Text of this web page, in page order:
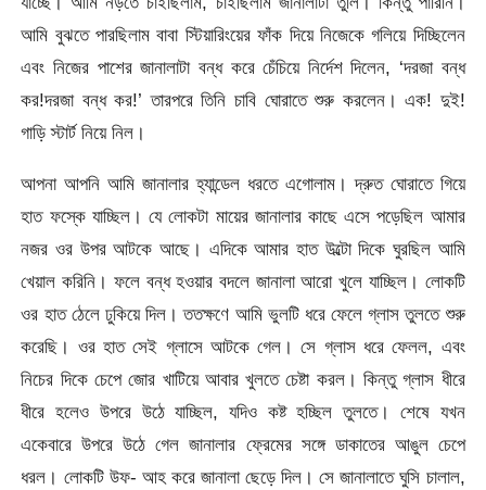
আমি বুঝতে পারছিলাম বাবা স্টিয়ারিংয়ের ফাঁক দিয়ে নিজেকে গলিয়ে দিচ্ছিলেন
এবং নিজের পাশের জানালাটা বন্ধ করে চেঁচিয়ে নির্দেশ দিলেন, ‘দরজা বন্ধ
কর!দরজা বন্ধ কর!’ তারপরে তিনি চাবি ঘোরাতে শুরু করলেন। এক! দুই!
গাড়ি স্টার্ট নিয়ে নিল।
আপনা আপনি আমি জানালার হ্যান্ডেল ধরতে এগোলাম। দ্রুত ঘোরাতে গিয়ে
হাত ফস্কে যাচ্ছিল। যে লোকটা মায়ের জানালার কাছে এসে পড়েছিল আমার
নজর ওর উপর আটকে আছে। এদিকে আমার হাত উল্টো দিকে ঘুরছিল আমি
খেয়াল করিনি। ফলে বন্ধ হওয়ার বদলে জানালা আরো খুলে যাচ্ছিল। লোকটি
ওর হাত ঠেলে ঢুকিয়ে দিল। ততক্ষণে আমি ভুলটি ধরে ফেলে গ্লাস তুলতে শুরু
করেছি। ওর হাত সেই গ্লাসে আটকে গেল। সে গ্লাস ধরে ফেলল, এবং
নিচের দিকে চেপে জোর খাটিয়ে আবার খুলতে চেষ্টা করল। কিন্তু গ্লাস ধীরে
ধীরে হলেও উপরে উঠে যাচ্ছিল, যদিও কষ্ট হচ্ছিল তুলতে। শেষে যখন
একেবারে উপরে উঠে গেল জানালার ফ্রেমের সঙ্গে ডাকাতের আঙুল চেপে
ধরল। লোকটি উফ- আহ করে জানালা ছেড়ে দিল। সে জানালাতে ঘুসি চালাল,